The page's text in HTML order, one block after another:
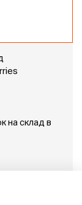
на склад в